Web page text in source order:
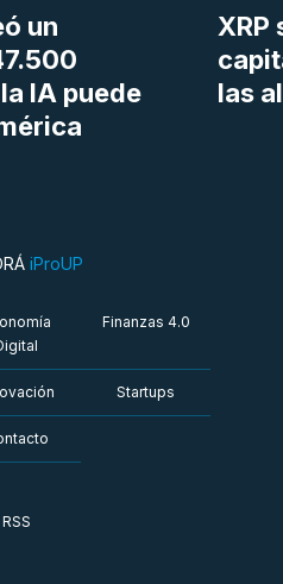
un
IA puede
XRP
las
iProUP
Finanzas 4.0
Startups
RSS